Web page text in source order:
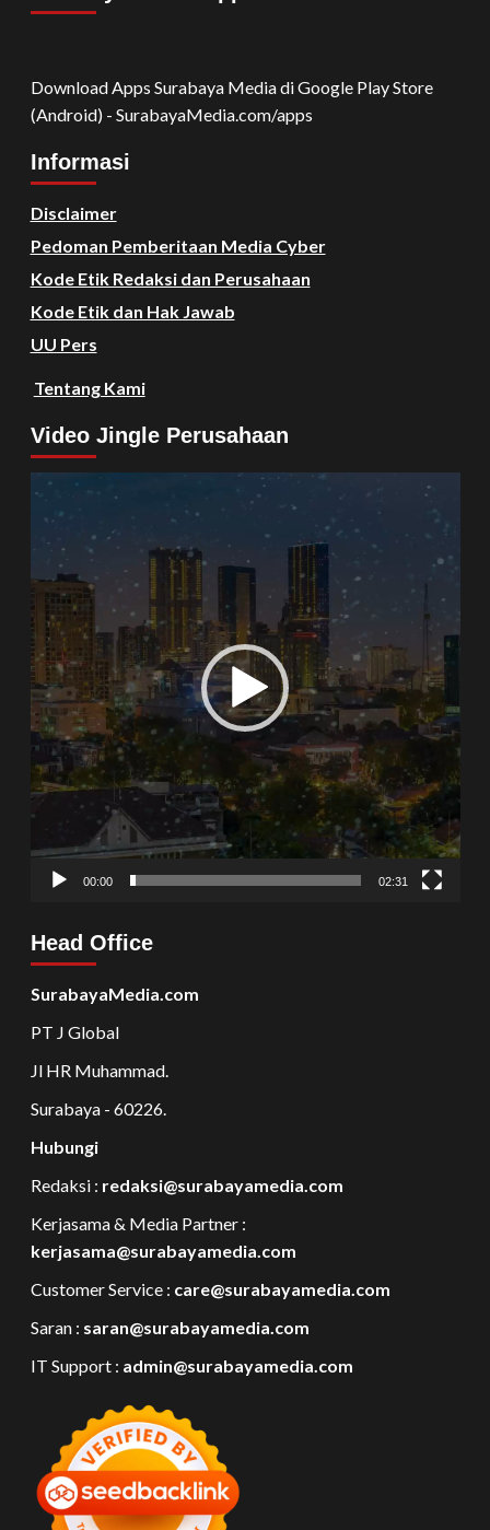
Download Apps Surabaya Media di Google Play Store
(Android) - SurabayaMedia.com/apps
Informasi
Disclaimer
Pedoman Pemberitaan Media Cyber
Kode Etik Redaksi dan Perusahaan
Kode Etik dan Hak Jawab
UU Pers
Tentang Kami
Video Jingle Perusahaan
Video
Player
00:00 02:31
Head Office
SurabayaMedia.com
PT J Global
Jl HR Muhammad.
Surabaya - 60226.
Hubungi
Redaksi : redaksi@surabayamedia.com
Kerjasama & Media Partner :
kerjasama@surabayamedia.com
Customer Service : care@surabayamedia.com
Saran : saran@surabayamedia.com
IT Support : admin@surabayamedia.com